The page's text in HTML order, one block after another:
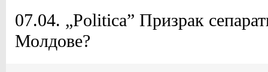
07.04. „Politica” Призрак
Молдове?